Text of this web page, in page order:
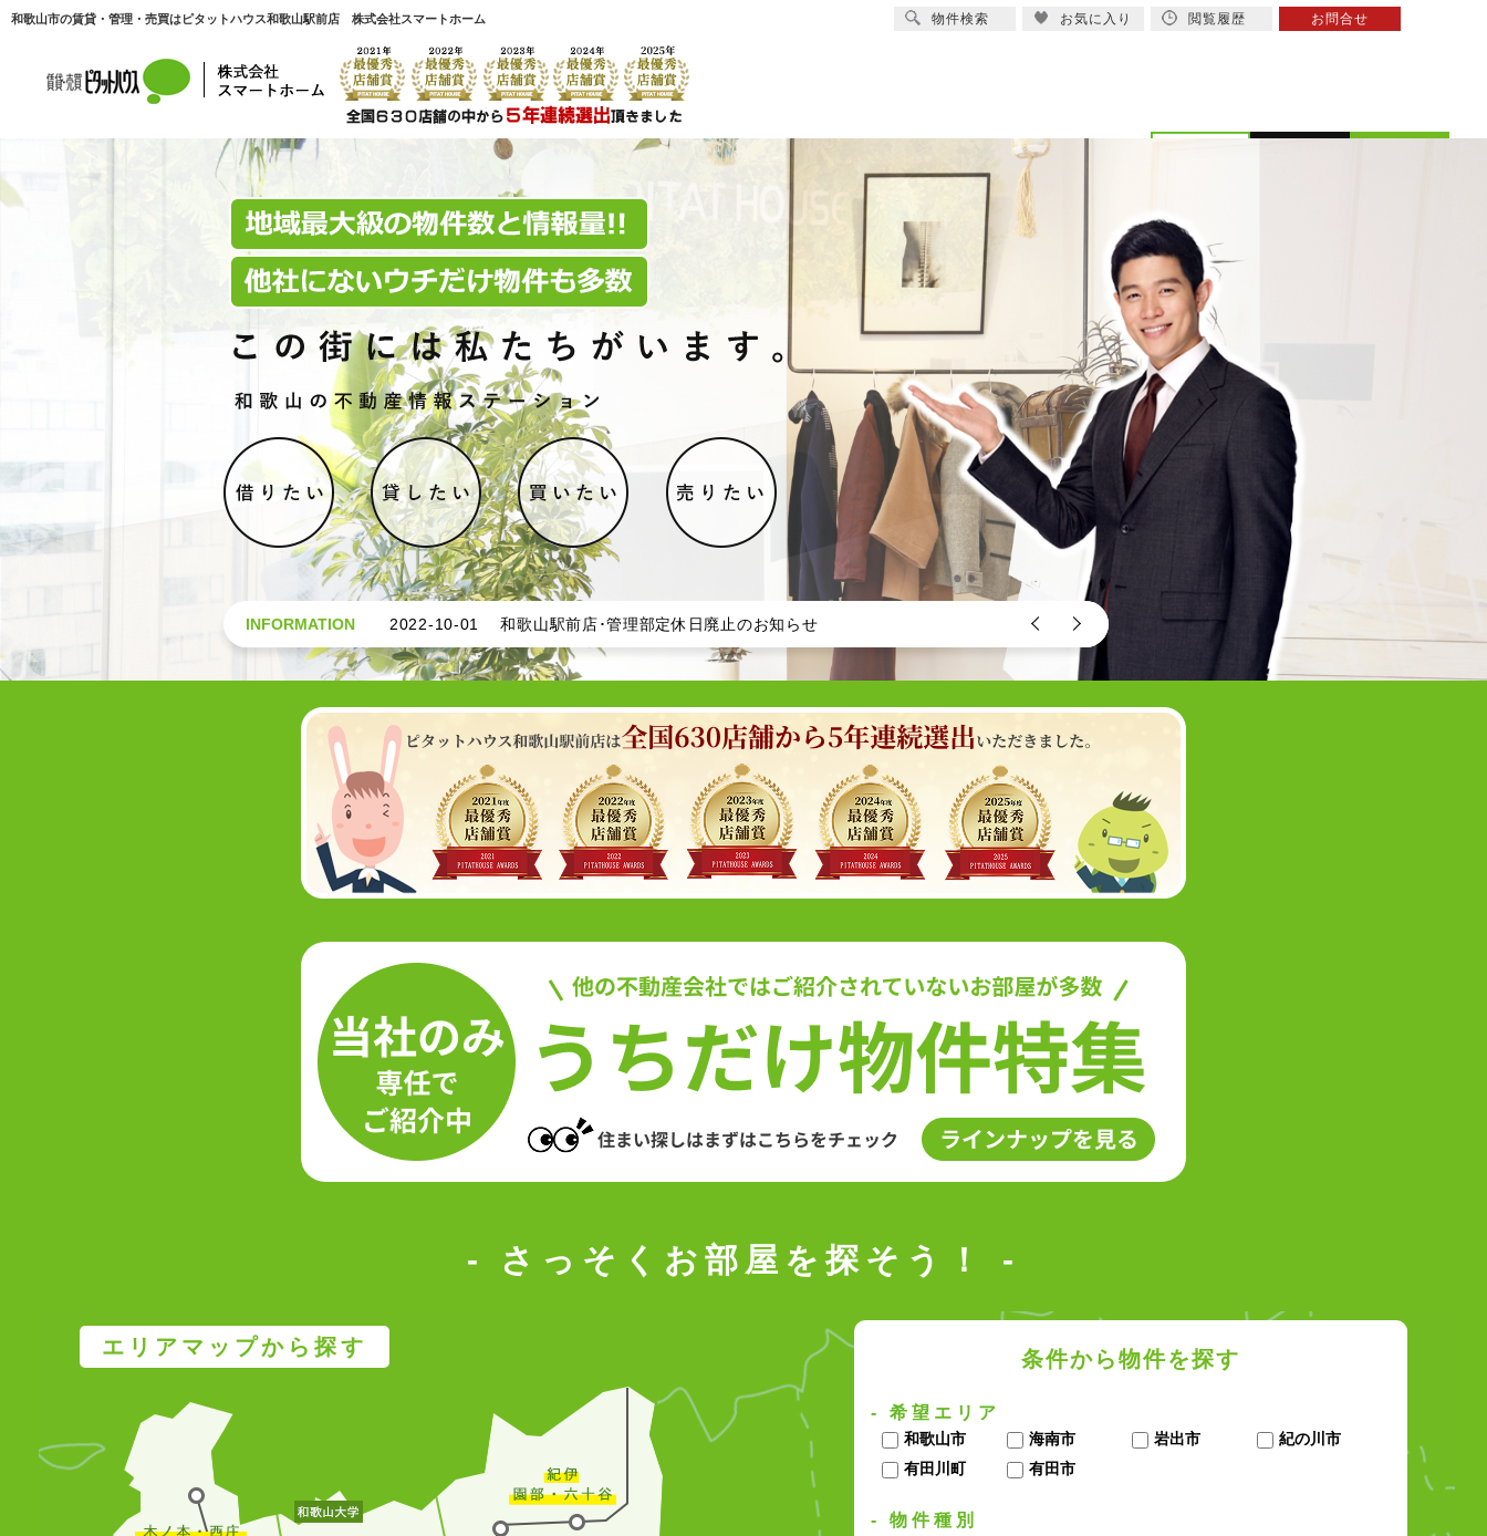
和歌山市の賃貸・管理・売買はピタットハウス和歌山駅前店 株式会社スマートホーム
リフォーム 会社概要
- さっそくお部屋を探そう！ -
エリアマップから探す 条件から物件を探す
- 希望エリア
和歌山市 海南市 岩出市
紀の川市
有田川町
有田市
- 物件種別
物件検索 お気に入り 閲覧履歴 お問合せ